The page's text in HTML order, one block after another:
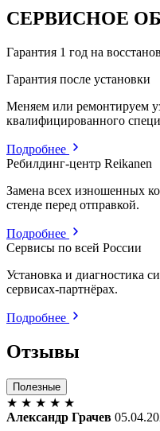
СЕРВИСНОЕ
Гарантия 1 год на
Гарантия после установки
Меняем или ремонтируем
квалифицированного
Подробнее
Ребилдинг-центр Reikanen
Замена всех изношенных
стенде перед отправкой.
Подробнее
Сервисы по всей России
Установка и диагностика
сервисах-партнёрах.
Подробнее
Отзывы
Полезные
★ ★ ★ ★ ★
Александр Грачев